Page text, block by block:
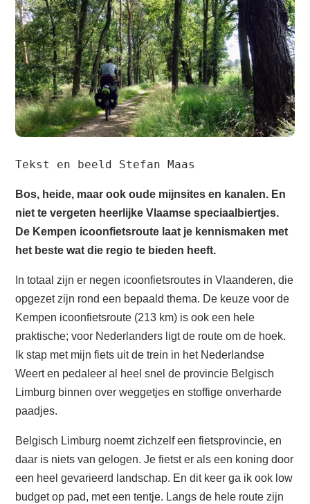
Tekst en beeld Stefan Maas
Bos, heide, maar ook oude mijnsites en kanalen. En
niet te vergeten heerlijke Vlaamse speciaalbiertjes.
De Kempen icoonfietsroute laat je kennismaken met
het beste wat die regio te bieden heeft.
In totaal zijn er negen icoonfietsroutes in Vlaanderen, die
opgezet zijn rond een bepaald thema. De keuze voor de
Kempen icoonfietsroute (213 km) is ook een hele
praktische; voor Nederlanders ligt de route om de hoek.
Ik stap met mijn fiets uit de trein in het Nederlandse
Weert en pedaleer al heel snel de provincie Belgisch
Limburg binnen over weggetjes en stoffige onverharde
paadjes.
Belgisch Limburg noemt zichzelf een fietsprovincie, en
daar is niets van gelogen. Je fietst er als een koning door
een heel gevarieerd landschap. En dit keer ga ik ook low
budget op pad, met een tentje. Langs de hele route zijn